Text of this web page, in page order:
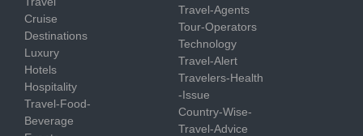
Cruise
Destinations
Luxury
Hotels
Hospitality
Travel-Food-
Beverage
Travel-Agents
Tour-Operators
Technology
Travel-Alert
Travelers-Health
-Issue
Country-Wise-
Travel-Advice